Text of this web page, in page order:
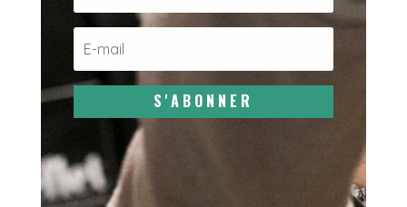
S'ABONNER